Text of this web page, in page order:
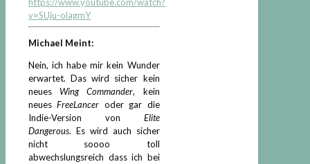
v=SUju-olagmY
Michael Meint:
Nein, ich habe mir kein Wunder
erwartet. Das wird sicher kein
neues Wing Commander, kein
neuesFreeLancer oder gar die
Indie-Version von Elite
Dangerous. Es wird auch sicher
nicht soooo toll
abwechslungsreich dass ich bei